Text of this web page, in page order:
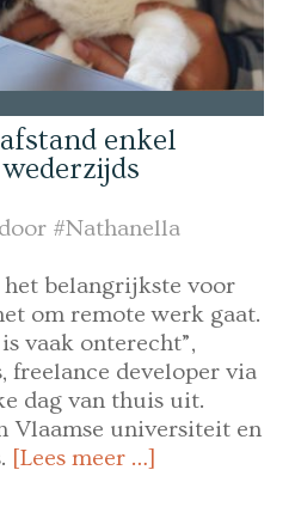
enkel
#Nathanella
belangrijkste voor
om remote werk gaat.
vaak onterecht”,
freelance developer via
dag van thuis uit.
Vlaamse universiteit en
[Lees meer …]